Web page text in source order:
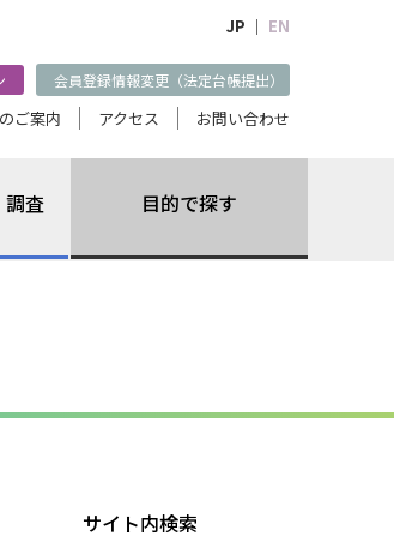
JP ｜ EN
会員登録情報変更（法定台帳提出）
ご案内 アクセス お問い合わせ
調査 目的で探す
サイト内検索